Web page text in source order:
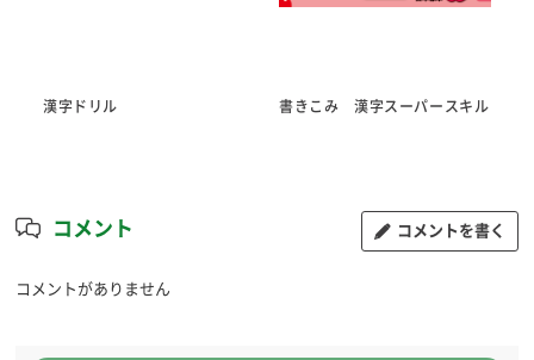
漢字ドリル 書きこみ 漢字スーパースキル
コメント コメントを書く
コメントがありません